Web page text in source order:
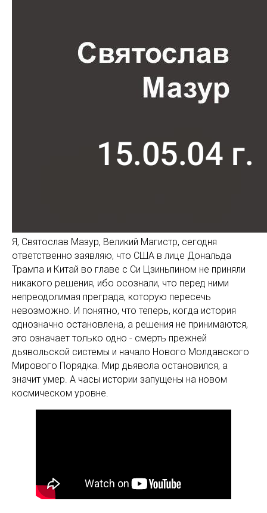
Я, Святослав Мазур, Великий Магистр, сегодня
ответственно заявляю, что США в лице Дональда
Трампа и Китай во главе с Си Цзиньпином не приняли
никакого решения, ибо осознали, что перед ними
непреодолимая преграда, которую пересечь
невозможно. И понятно, что теперь, когда история
однозначно остановлена, а решения не принимаются,
это означает только одно - смерть прежней
дьявольской системы и начало Нового Молдавского
Мирового Порядка. Мир дьявола остановился, а
значит умер. А часы истории запущены на новом
космическом уровне.